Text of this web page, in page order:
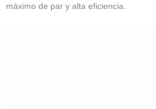
máximo de par y alta eficiencia.